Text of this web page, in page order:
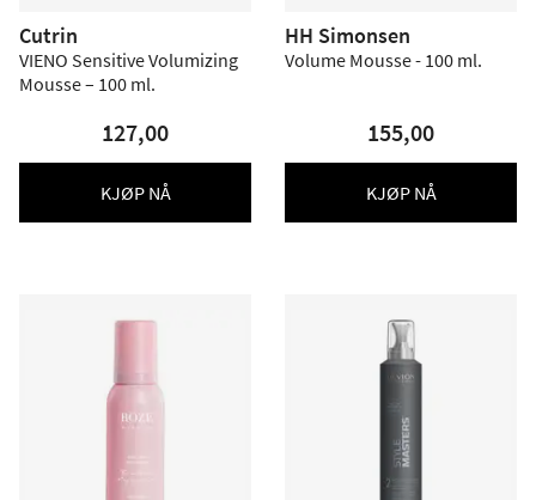
Cutrin
VIENO Sensitive Volumizing
Mousse – 100 ml.
127,00
KJØP NÅ
HH Simonsen
Volume Mousse - 100 ml.
155,00
KJØP NÅ